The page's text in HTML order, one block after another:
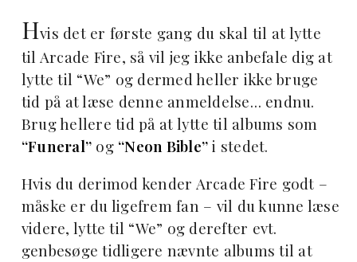
Hvis det er første gang du skal til at lytte
til Arcade Fire, så vil jeg ikke anbefale dig at
lytte til “We” og dermed heller ikke bruge
tid på at læse denne anmeldelse… endnu.
Brug hellere tid på at lytte til albums som
“Funeral” og “Neon Bible” i stedet.
Hvis du derimod kender Arcade Fire godt –
måske er du ligefrem fan – vil du kunne læse
videre, lytte til “We” og derefter evt.
genbesøge tidligere nævnte albums til at